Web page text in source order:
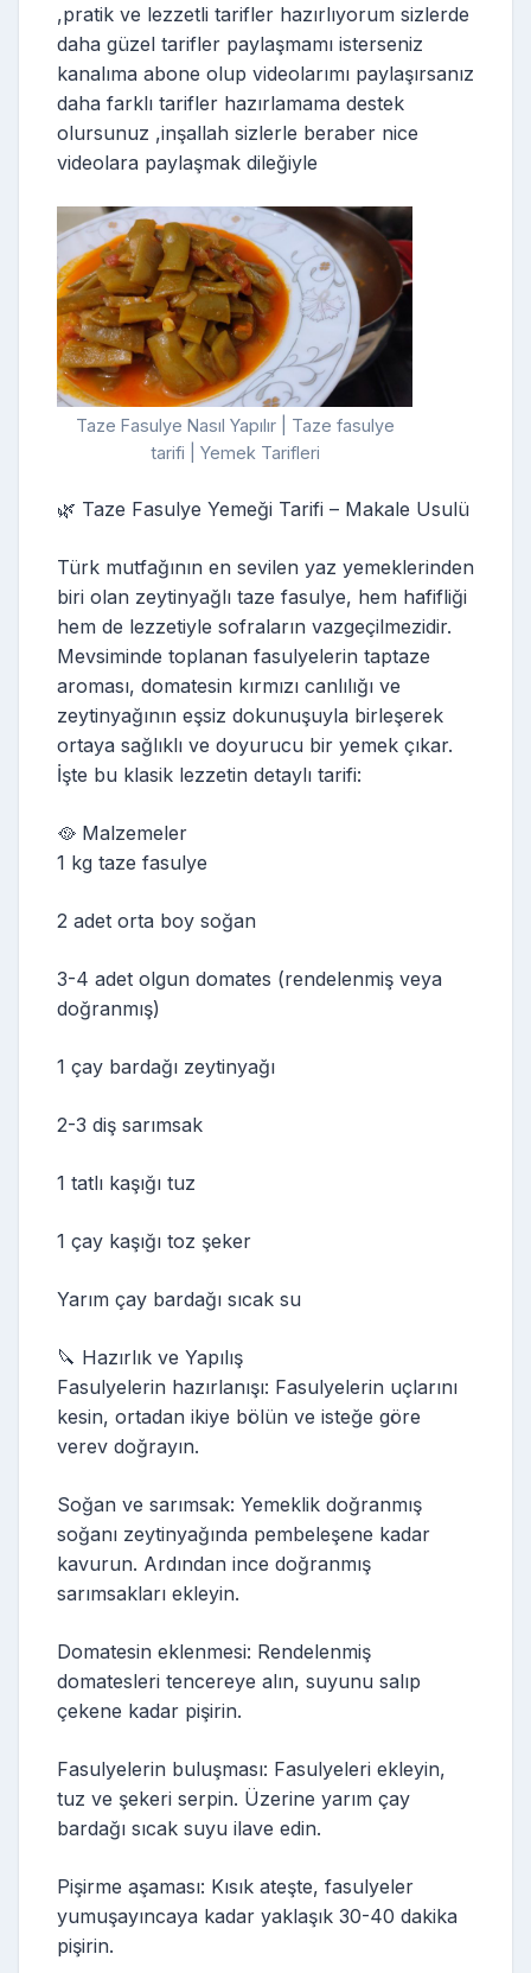
,pratik ve lezzetli tarifler hazırlıyorum sizlerde
daha güzel tarifler paylaşmamı isterseniz
kanalıma abone olup videolarımı paylaşırsanız
daha farklı tarifler hazırlamama destek
olursunuz ,inşallah sizlerle beraber nice
videolara paylaşmak dileğiyle
Taze Fasulye Nasıl Yapılır | Taze fasulye
tarifi | Yemek Tarifleri
🌿 Taze Fasulye Yemeği Tarifi – Makale Usulü
Türk mutfağının en sevilen yaz yemeklerinden
biri olan zeytinyağlı taze fasulye, hem hafifliği
hem de lezzetiyle sofraların vazgeçilmezidir.
Mevsiminde toplanan fasulyelerin taptaze
aroması, domatesin kırmızı canlılığı ve
zeytinyağının eşsiz dokunuşuyla birleşerek
ortaya sağlıklı ve doyurucu bir yemek çıkar.
İşte bu klasik lezzetin detaylı tarifi:
🥘 Malzemeler
1 kg taze fasulye
2 adet orta boy soğan
3-4 adet olgun domates (rendelenmiş veya
doğranmış)
1 çay bardağı zeytinyağı
2-3 diş sarımsak
1 tatlı kaşığı tuz
1 çay kaşığı toz şeker
Yarım çay bardağı sıcak su
🔪 Hazırlık ve Yapılış
Fasulyelerin hazırlanışı: Fasulyelerin uçlarını
kesin, ortadan ikiye bölün ve isteğe göre
verev doğrayın.
Soğan ve sarımsak: Yemeklik doğranmış
soğanı zeytinyağında pembeleşene kadar
kavurun. Ardından ince doğranmış
sarımsakları ekleyin.
Domatesin eklenmesi: Rendelenmiş
domatesleri tencereye alın, suyunu salıp
çekene kadar pişirin.
Fasulyelerin buluşması: Fasulyeleri ekleyin,
tuz ve şekeri serpin. Üzerine yarım çay
bardağı sıcak suyu ilave edin.
Pişirme aşaması: Kısık ateşte, fasulyeler
yumuşayıncaya kadar yaklaşık 30-40 dakika
pişirin.